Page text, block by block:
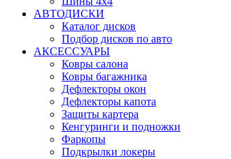
АВТОДИСКИ
Каталог дисков
Подбор дисков по авто
АКСЕССУАРЫ
Ковры салона
Ковры багажника
Дефлекторы окон
Дефлекторы капота
Защиты картера
Кенгуринги и подножки
Фаркопы
Подкрылки локеры